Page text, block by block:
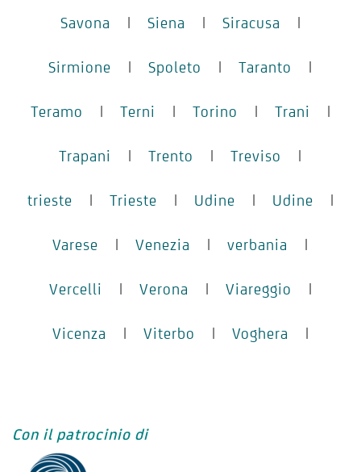
Savona | Siena | Siracusa |
Sirmione | Spoleto | Taranto |
Teramo | Terni | Torino | Trani |
Trapani | Trento | Treviso |
trieste | Trieste | Udine | Udine |
Varese | Venezia | verbania |
Vercelli | Verona | Viareggio |
Vicenza | Viterbo | Voghera |
Con il patrocinio di